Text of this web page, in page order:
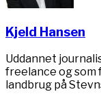
Kjeld Hansen
Uddannet
freelance og
landbrug på